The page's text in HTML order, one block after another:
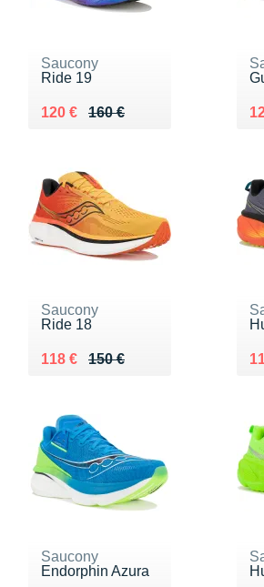
Saucony
Ride 19
160 €
Au lieu de 160 €
120 €
Vendu 120 €
Saucony
Ride 18
150 €
Au lieu de 150 €
118 €
Vendu 118 €
Saucony
Endorphin Azura